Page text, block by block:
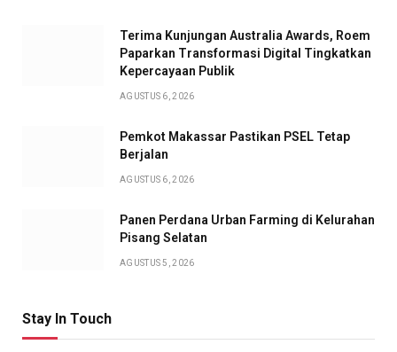
Terima Kunjungan Australia Awards, Roem
Paparkan Transformasi Digital Tingkatkan
Kepercayaan Publik
AGUSTUS 6, 2026
Pemkot Makassar Pastikan PSEL Tetap
Berjalan
AGUSTUS 6, 2026
Panen Perdana Urban Farming di Kelurahan
Pisang Selatan
AGUSTUS 5, 2026
Stay In Touch